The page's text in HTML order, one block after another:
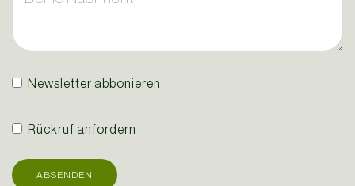
Newsletter abbonieren.
Rückruf anfordern
ABSENDEN